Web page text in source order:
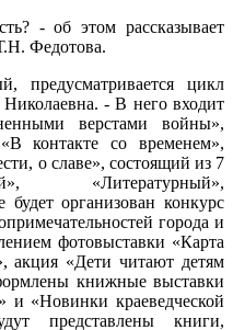
- об этом рассказывает
Федотова.
предусматривается цикл
- В него входит
верстами войны»,
«В контакте со временем»,
о славе», состоящий из 7
«Литературный»,
организован конкурс
города и
фотовыставки «Карта
акция «Дети читают детям
книжные выставки
и «Новинки краеведческой
представлены книги,